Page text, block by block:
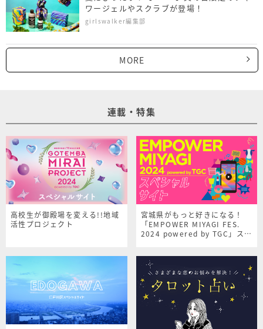
ワージェルやスクラブが登場！
girlswalker編集部
MORE
連載・特集
高校生が御殿場を変える!!地域
活性プロジェクト
宮城県がもっと好きになる！
「EMPOWER MIYAGI FES.
2024 powered by TGC」スペ